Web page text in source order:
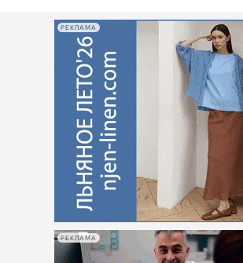
РЕКЛАМА
РЕКЛАМА